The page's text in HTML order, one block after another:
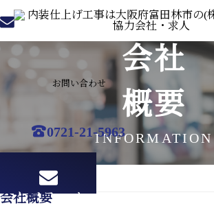
お問い合わせ
0721-21-5963
メールフォーム
会社
概要
INFORMATION
会社概要
会社概要